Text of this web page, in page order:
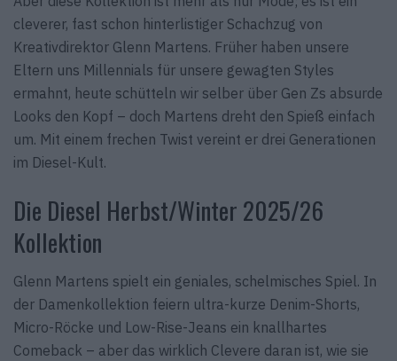
cleverer, fast schon hinterlistiger Schachzug von
Kreativdirektor Glenn Martens. Früher haben unsere
Eltern uns Millennials für unsere gewagten Styles
ermahnt, heute schütteln wir selber über Gen Zs absurde
Looks den Kopf – doch Martens dreht den Spieß einfach
um. Mit einem frechen Twist vereint er drei Generationen
im Diesel-Kult.
Die Diesel Herbst/Winter 2025/26
Kollektion
Glenn Martens spielt ein geniales, schelmisches Spiel. In
der Damenkollektion feiern ultra-kurze Denim-Shorts,
Micro-Röcke und Low-Rise-Jeans ein knallhartes
Comeback – aber das wirklich Clevere daran ist, wie sie